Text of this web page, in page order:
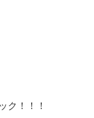
ク！！！